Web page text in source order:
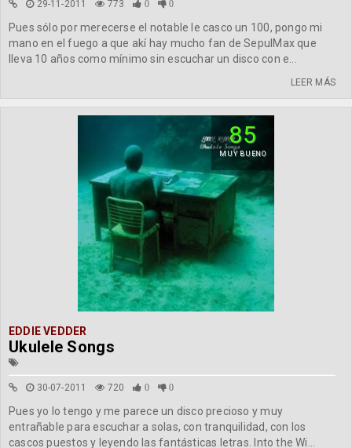
29-11-2011 773 0 0
Pues sólo por merecerse el notable le casco un 100, pongo mi
mano en el fuego a que akí hay mucho fan de SepulMax que
lleva 10 años como mínimo sin escuchar un disco con e...
LEER MÁS
85
MUY BUENO
EDDIE VEDDER
Ukulele Songs
30-07-2011 720 0 0
Pues yo lo tengo y me parece un disco precioso y muy
entrañable para escuchar a solas, con tranquilidad, con los
cascos puestos y leyendo las fantásticas letras. Into the Wi...